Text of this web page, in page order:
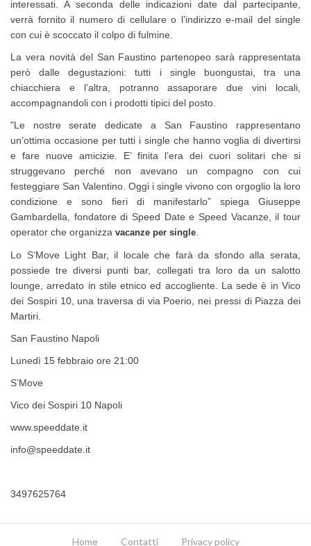
interessati. A seconda delle indicazioni date dal partecipante,
verrà fornito il numero di cellulare o l’indirizzo e-mail del single
con cui è scoccato il colpo di fulmine.
La vera novità del San Faustino partenopeo sarà rappresentata
però dalle degustazioni: tutti i single buongustai, tra una
chiacchiera e l’altra, potranno assaporare due vini locali,
accompagnandoli con i prodotti tipici del posto.
"Le nostre serate dedicate a San Faustino rappresentano
un’ottima occasione per tutti i single che hanno voglia di divertirsi
e fare nuove amicizie. E’ finita l’era dei cuori solitari che si
struggevano perché non avevano un compagno con cui
festeggiare San Valentino. Oggi i single vivono con orgoglio la loro
condizione e sono fieri di manifestarlo” spiega Giuseppe
Gambardella, fondatore di Speed Date e Speed Vacanze, il tour
operator che organizza vacanze per single
Lo S’Move Light Bar, il locale che farà da sfondo alla serata,
possiede tre diversi punti bar, collegati tra loro da un salotto
lounge, arredato in stile etnico ed accogliente. La sede è in Vico
dei Sospiri 10, una traversa di via Poerio, nei pressi di Piazza dei
Martiri.
San Faustino Napoli
Lunedì 15 febbraio ore 21:00
S’Move
Vico dei Sospiri 10 Napoli
www.speeddate.it
info@speeddate.it
3497625764
Home Contatti Privacy policy